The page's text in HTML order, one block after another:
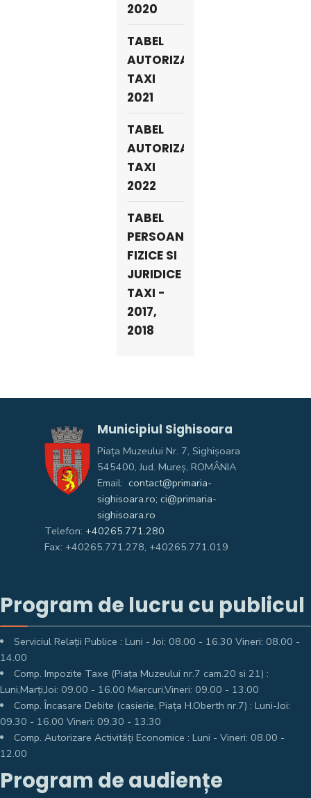
2020
TABEL
AUTORIZATII
TAXI
2021
TABEL
AUTORIZATII
TAXI
2022
TABEL
PERSOANE
FIZICE SI
JURIDICE
TAXI -
2017,
2018
Municipiul Sighisoara
Piața Muzeului Nr. 7, Sighişoara
545400, Jud. Mureş, ROMÂNIA
Email: contact@primaria-
sighisoara.ro; ci@primaria-
sighisoara.ro
Telefon: +40265.771.280
Fax: +40265.771.278, +40265.771.019
Program de lucru cu publicul
Serviciul Relații Publice : Luni - Joi: 08.00 - 16.30 Vineri: 08.00 -
14.00
Comp. Impozite Taxe (Piața Muzeului nr.7 cam.20 si 21) :
Luni,Marți,Joi: 09.00 - 16.00 Miercuri,Vineri: 09.00 - 13.00
Comp. Încasare Debite (casierie, Piața H.Oberth nr.7) : Luni-Joi:
09.30 - 16.00 Vineri: 09.30 - 13.30
Comp. Autorizare Activități Economice : Luni - Vineri: 08.00 -
12.00
Program de audiențe